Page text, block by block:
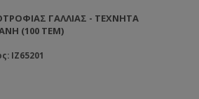
ΓΑΛΛΊΑΣ - ΤΕΧΝΗΤΆ
(100 ΤΕΜ)
IZ65201